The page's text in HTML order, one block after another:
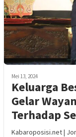
Mei 13, 2024
Keluarga
Gelar
Terhadap
Kabaroposisi.net |